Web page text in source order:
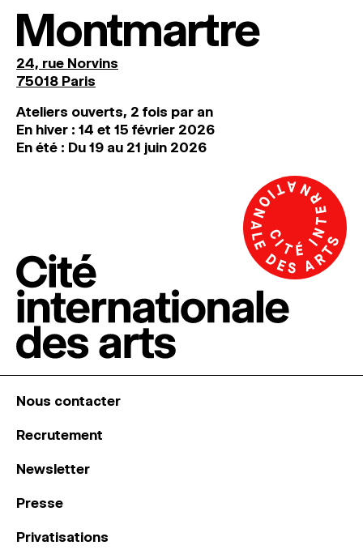
Montmartre
24, rue Norvins
75018 Paris
Ateliers ouverts, 2 fois par an
En hiver : 14 et 15 février 2026
En été : Du 19 au 21 juin 2026
Nous contacter
Recrutement
Newsletter
Presse
Privatisations